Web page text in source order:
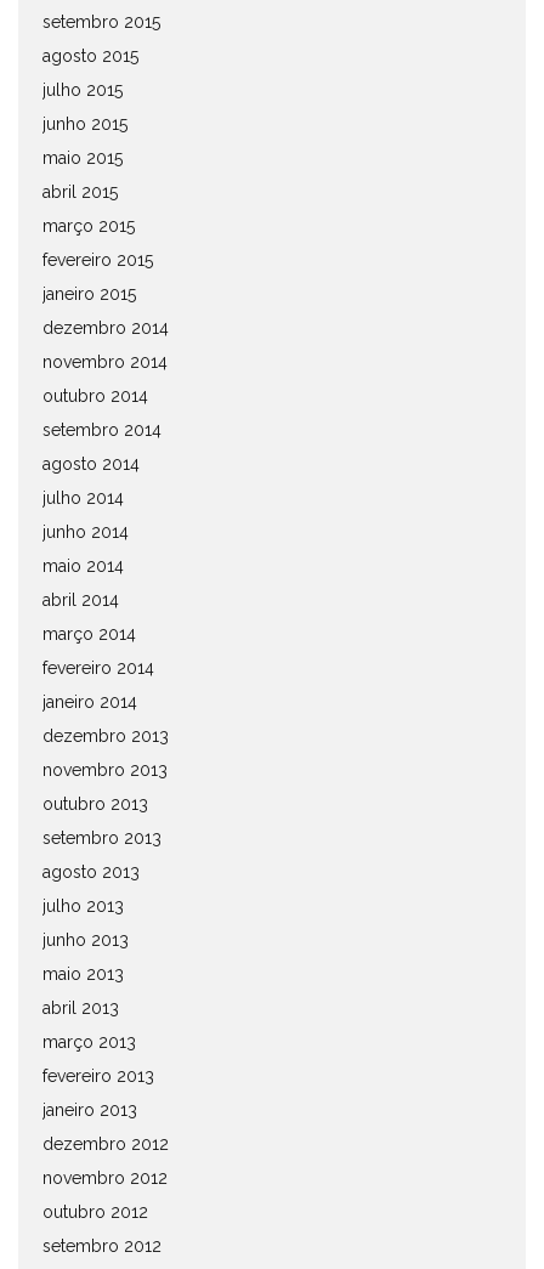
setembro 2015
agosto 2015
julho 2015
junho 2015
maio 2015
abril 2015
março 2015
fevereiro 2015
janeiro 2015
dezembro 2014
novembro 2014
outubro 2014
setembro 2014
agosto 2014
julho 2014
junho 2014
maio 2014
abril 2014
março 2014
fevereiro 2014
janeiro 2014
dezembro 2013
novembro 2013
outubro 2013
setembro 2013
agosto 2013
julho 2013
junho 2013
maio 2013
abril 2013
março 2013
fevereiro 2013
janeiro 2013
dezembro 2012
novembro 2012
outubro 2012
setembro 2012